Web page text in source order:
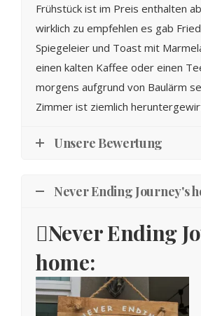
Frühstück ist im Preis enthalten
wirklich zu empfehlen es gab
Spiegeleier und Toast mit
einen kalten Kaffee oder einen
morgens aufgrund von Baulärm
Zimmer ist ziemlich
Unsere Bewertung
Never Ending Journey's
Never Ending
home: